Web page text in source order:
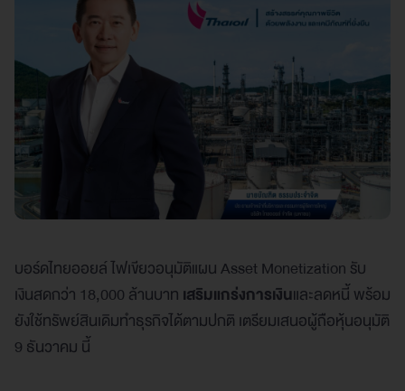
บอร์ดไทยออยล์ ไฟเขียวอนุมัติแผน Asset Monetization รับ
เงินสดกว่า 18,000 ล้านบาท เสริมแกร่งการเงินและลดหนี้ พร้อม
ยังใช้ทรัพย์สินเดิมทำธุรกิจได้ตามปกติ เตรียมเสนอผู้ถือหุ้นอนุมัติ
9 ธันวาคม นี้